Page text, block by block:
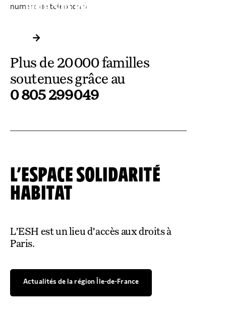
numéro de téléphone).
OUTILS DE PRÉVENTION
Plus de 20 000 familles
soutenues grâce au
0 805 299 049
L’ESPACE SOLIDARITÉ
HABITAT
L’ESH est un lieu d’accès aux droits à
Paris.
Actualités de la région Île-de-France